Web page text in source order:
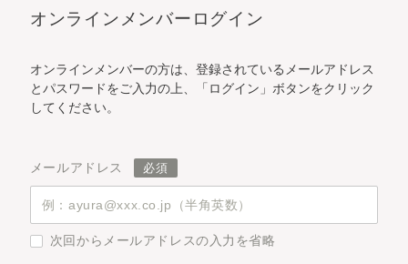
オンラインメンバーログイン
オンラインメンバーの方は、登録されているメールアドレス
とパスワードをご入力の上、「ログイン」ボタンをクリック
してください。
メールアドレス
次回からメールアドレスの入力を省略